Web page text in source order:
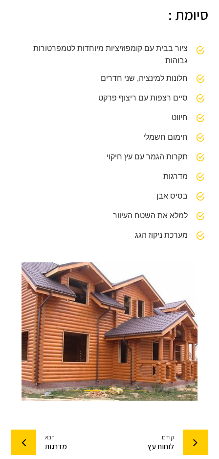
סיומת :
ציור בבית עם קומפוזיציות מיוחדות לטמפרטורות
גבוהות
חלונות למינציה, שני חדרים
סיים רצפות עם ריצוף פרקט
חיווט
חימום חשמלי
תקרות הגמר עם עץ חיקוי
מדרגות
בסיס אבן
למלא את השטח העיוור
מערכת ניקוז הגג
קודם
לוחות עץ
הבא
מדרגות